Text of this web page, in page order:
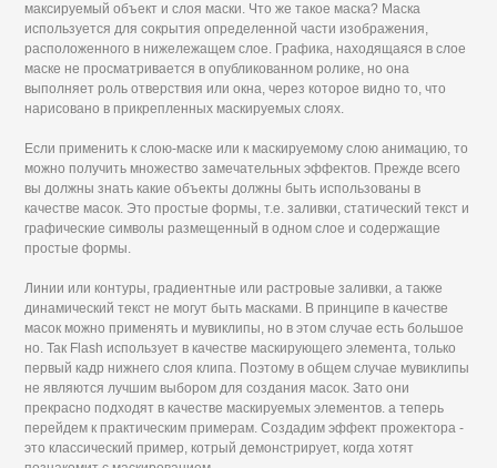
максируемый объект и слоя маски. Что же такое маска? Маска
используется для сокрытия определенной части изображения,
расположенного в нижележащем слое. Графика, находящаяся в слое
маске не просматривается в опубликованном ролике, но она
выполняет роль отверствия или окна, через которое видно то, что
нарисовано в прикрепленных маскируемых слоях.
Если применить к слою-маске или к маскируемому слою анимацию, то
можно получить множество замечательных эффектов. Прежде всего
вы должны знать какие объекты должны быть использованы в
качестве масок. Это простые формы, т.е. заливки, статический текст и
графические символы размещенный в одном слое и содержащие
простые формы.
Линии или контуры, градиентные или растровые заливки, а также
динамический текст не могут быть масками. В принципе в качестве
масок можно применять и мувиклипы, но в этом случае есть большое
но. Так Flash использует в качестве маскирующего элемента, только
первый кадр нижнего слоя клипа. Поэтому в общем случае мувиклипы
не являются лучшим выбором для создания масок. Зато они
прекрасно подходят в качестве маскируемых элементов. а теперь
перейдем к практическим примерам. Создадим эффект прожектора -
это классический пример, котрый демонстрирует, когда хотят